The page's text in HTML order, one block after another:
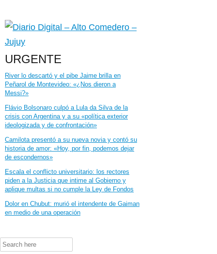
URGENTE
River lo descartó y el pibe Jaime brilla en
Peñarol de Montevideo: «¿Nos dieron a
Messi?»
Flávio Bolsonaro culpó a Lula da Silva de la
crisis con Argentina y a su «política exterior
ideologizada y de confrontación»
Camilota presentó a su nueva novia y contó su
historia de amor: «Hoy, por fin, podemos dejar
de escondernos»
Escala el conflicto universitario: los rectores
piden a la Justicia que intime al Gobierno y
aplique multas si no cumple la Ley de Fondos
Dolor en Chubut: murió el intendente de Gaiman
en medio de una operación
Search
for: